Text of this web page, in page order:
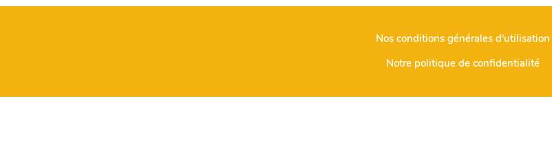
Nos conditions générales d'utilisation
Notre politique de confidentialité